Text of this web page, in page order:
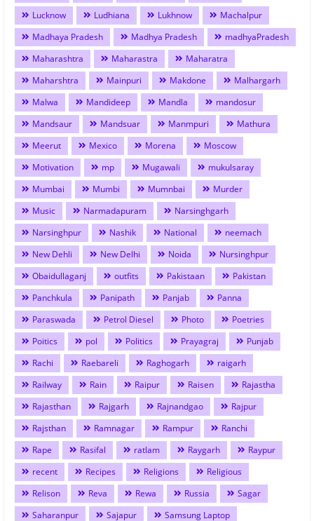
Lucknow
Ludhiana Lukhnow
Machalpur
Madhaya Pradesh
Madhya Pradesh
madhyaPradesh
Maharashtra
Maharastra
Maharatra
Maharshtra
Mainpuri Makdone
Malhargarh
Malwa
Mandideep Mandla
mandosur
Mandsaur
Mandsuar Manmpuri
Mathura
Meerut
Mexico Morena
Moscow
Motivation
mp Mugawali
mukulsaray
Mumbai
Mumbi Mumnbai
Murder
Music
Narmadapuram
Narsinghgarh
Narsinghpur
Nashik National
neemach
New Dehli
New Delhi Noida
Nursinghpur
Obaidullaganj
outfits Pakistaan
Pakistan
Panchkula
Panipath Panjab
Panna
Paraswada
Petrol Diesel Photo
Poetries
Poitics
pol Politics Prayagraj
Punjab
Rachi
Raebareli Raghogarh
raigarh
Railway
Rain Raipur Raisen
Rajastha
Rajasthan
Rajgarh Rajnandgao
Rajpur
Rajsthan
Ramnagar Rampur
Ranchi
Rape
Rasifal ratlam Raygarh
Raypur
recent
Recipes Religions
Religious
Relison
Reva Rewa Russia
Sagar
Saharanpur
Sajapur
Samsung Laptop